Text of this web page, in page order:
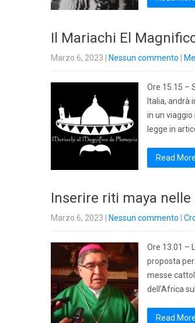
Il Mariachi El
Marzo 6, 2023 Nessun commento
Ore 15.15 –
Italia, andrà
in un
legge in
Read More
Inserire riti maya
Marzo 6, 2023 Nessun commento
Ore 13.01 –
proposta
messe
dell’Africa
Read More